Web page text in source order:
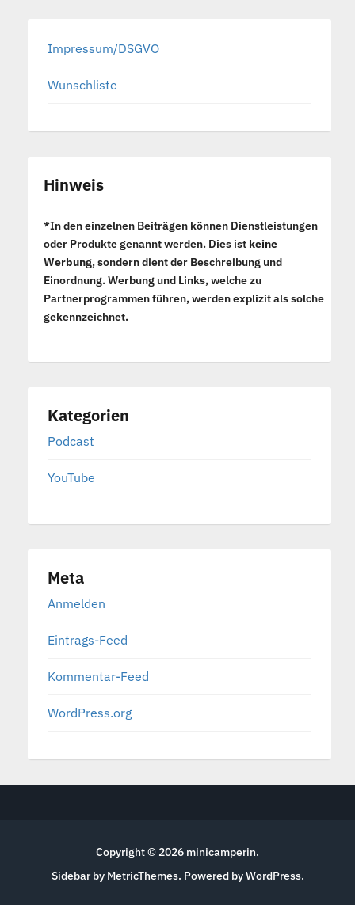
Impressum/DSGVO
Wunschliste
Hinweis
*In den einzelnen Beiträgen können Dienstleistungen
oder Produkte genannt werden. Dies ist keine
Werbung, sondern dient der Beschreibung und
Einordnung. Werbung und Links, welche zu
Partnerprogrammen führen, werden explizit als solche
gekennzeichnet.
Kategorien
Podcast
YouTube
Meta
Anmelden
Eintrags-Feed
Kommentar-Feed
WordPress.org
Copyright © 2026 minicamperin.
Sidebar by MetricThemes. Powered byWordPress.